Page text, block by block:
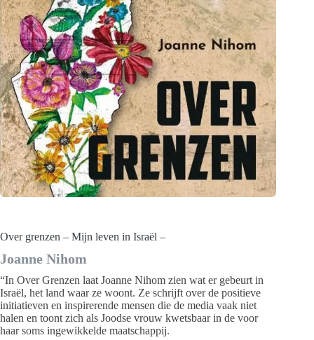
Over grenzen – Mijn leven in Israël –
Joanne Nihom
“In Over Grenzen laat Joanne Nihom zien wat er gebeurt in
Israël, het land waar ze woont. Ze schrijft over de positieve
initiatieven en inspirerende mensen die de media vaak niet
halen en toont zich als Joodse vrouw kwetsbaar in de voor
haar soms ingewikkelde maatschappij.